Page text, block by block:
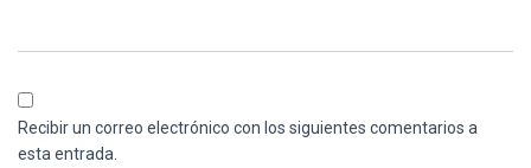
Recibir un correo electrónico con los siguientes comentarios a
esta entrada.